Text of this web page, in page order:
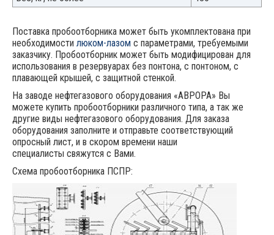
Поставка пробоотборника может быть укомплектована при
необходимости люком-лазом с параметрами, требуемыми
заказчику. Пробоотборник может быть модифицирован для
использования в резервуарах без понтона, с понтоном, с
плавающей крышей, с защитной стенкой.
На заводе нефтегазового оборудования «АВРОРА» Вы
можете купить пробоотборники различного типа, а так же
другие виды нефтегазового оборудования. Для заказа
оборудования заполните и отправьте соответствующий
опросный лист, и в скором времени наши
специалисты свяжутся с Вами.
Схема пробоотборника ПСПР: